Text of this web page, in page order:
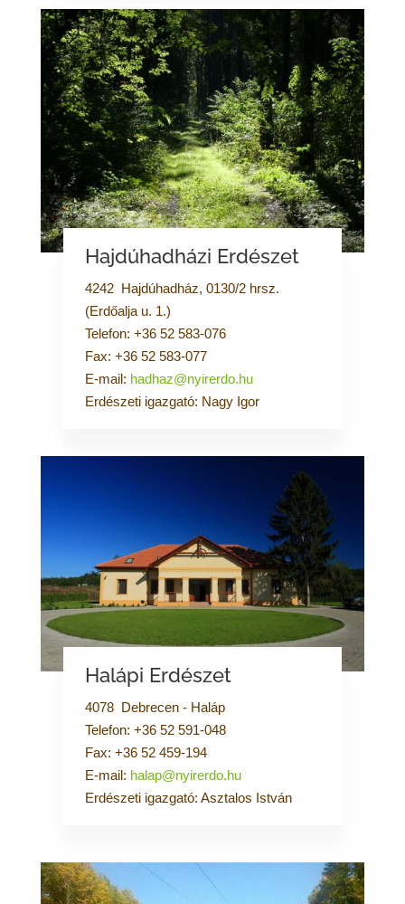
Hajdúhadházi Erdészet
4242 Hajdúhadház, 0130/2 hrsz.
(Erdőalja u. 1.)
Telefon: +36 52 583-076
Fax: +36 52 583-077
E-mail: hadhaz@nyirerdo.hu
Erdészeti igazgató: Nagy Igor
Halápi Erdészet
4078 Debrecen - Haláp
Telefon: +36 52 591-048
Fax: +36 52 459-194
E-mail: halap@nyirerdo.hu
Erdészeti igazgató: Asztalos István